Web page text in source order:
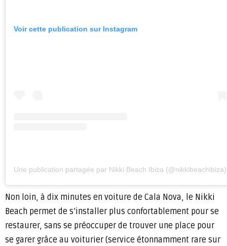
Voir cette publication sur Instagram
Une publication partagée par Nikki Beach Ibiza (@nikkibeachibiza)
Non loin, à dix minutes en voiture de Cala Nova, le Nikki
Beach permet de s’installer plus confortablement pour se
restaurer, sans se préoccuper de trouver une place pour
se garer grâce au voiturier (service étonnamment rare sur